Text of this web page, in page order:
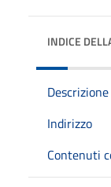
INDICE
Descrizione
Indirizzo
Contenuti